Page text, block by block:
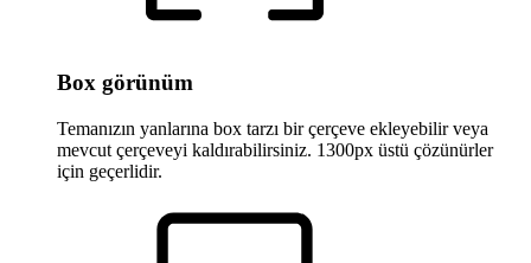
Box görünüm
Temanızın yanlarına box tarzı bir çerçeve ekleyebilir veya
mevcut çerçeveyi kaldırabilirsiniz. 1300px üstü çözünürler
için geçerlidir.